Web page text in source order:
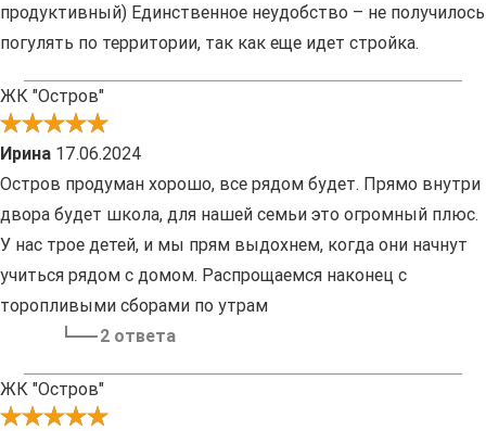
продуктивный) Единственное неудобство – не получилось
погулять по территории, так как еще идет стройка.
ЖК "Остров"
Ирина 17.06.2024
Остров продуман хорошо, все рядом будет. Прямо внутри
двора будет школа, для нашей семьи это огромный плюс.
У нас трое детей, и мы прям выдохнем, когда они начнут
учиться рядом с домом. Распрощаемся наконец с
торопливыми сборами по утрам
2 ответа
ЖК "Остров"